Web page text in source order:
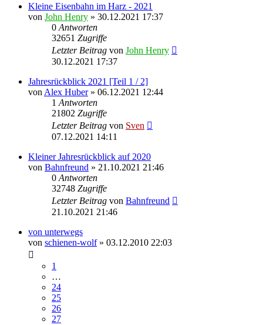
Kleine Eisenbahn im Harz - 2021
von John Henry » 30.12.2021 17:37
0 Antworten
32651 Zugriffe
Letzter Beitrag von John Henry
30.12.2021 17:37
Jahresrückblick 2021 [Teil 1 / 2]
von Alex Huber» 06.12.2021 12:44
1 Antworten
21802 Zugriffe
Letzter Beitrag von Sven
07.12.2021 14:11
Kleiner Jahresrückblick auf 2020
von Bahnfreund » 21.10.2021 21:46
0 Antworten
32748 Zugriffe
Letzter Beitrag von Bahnfreund
21.10.2021 21:46
von unterwegs
von schienen-wolf» 03.12.2010 22:03
1
…
24
25
26
27